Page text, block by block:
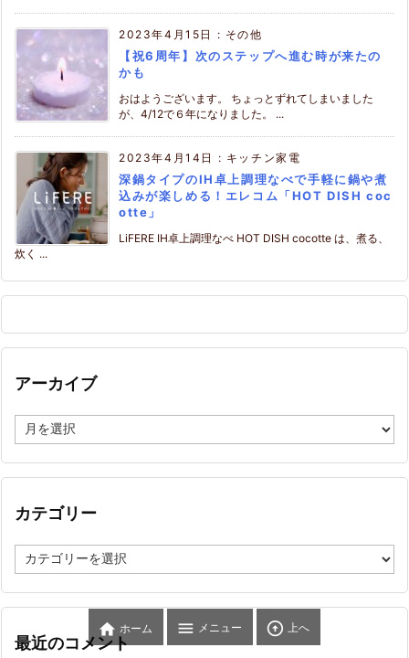
2023年4月15日 : その他
【祝6周年】次のステップへ進む時が来たの
かも
おはようございます。 ちょっとずれてしまいました
が、4/12で６年になりました。 ...
2023年4月14日 : キッチン家電
深鍋タイプのIH卓上調理なべで手軽に鍋や煮
込みが楽しめる！エレコム「HOT DISH coc
otte」
LiFERE IH卓上調理なべ HOT DISH cocotte は、煮る、
炊く ...
アーカイブ
ー
イ
カテゴリー
テ
リ
最近のコメント
 ホーム  メニュー  上へ